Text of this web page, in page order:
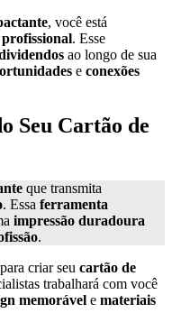
, você está
. Esse
ao longo de sua
e conexões
Seu Cartão de
que transmita
. Essa ferramenta
impressão duradoura
.
para criar seu cartão de
trabalhará com você
memorável e materiais